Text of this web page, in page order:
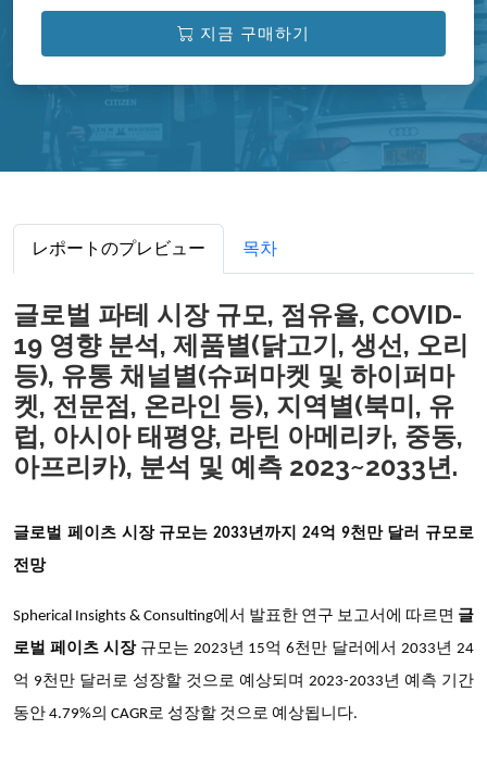
지금 구매하기
レポートのプレビュー 목차
글로벌 파테 시장 규모, 점유율, COVID-
19 영향 분석, 제품별(닭고기, 생선, 오리
등), 유통 채널별(슈퍼마켓 및 하이퍼마
켓, 전문점, 온라인 등), 지역별(북미, 유
럽, 아시아 태평양, 라틴 아메리카, 중동,
아프리카), 분석 및 예측 2023~2033년.
글로벌 페이츠 시장 규모는 2033년까지 24억 9천만 달러 규모로
전망
Spherical Insights & Consulting에서 발표한 연구 보고서에 따르면 글
로벌 페이츠 시장규모는 2023년 15억 6천만 달러에서 2033년 24
억 9천만 달러로 성장할 것으로 예상되며 2023-2033년 예측 기간
동안 4.79%의 CAGR로 성장할 것으로 예상됩니다.